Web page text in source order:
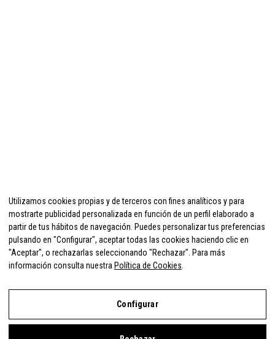
Utilizamos cookies propias y de terceros con fines analíticos y para
mostrarte publicidad personalizada en función de un perfil elaborado a
partir de tus hábitos de navegación. Puedes personalizar tus preferencias
pulsando en "Configurar", aceptar todas las cookies haciendo clic en
"Aceptar", o rechazarlas seleccionando "Rechazar". Para más
información consulta nuestra Política de Cookies
Configurar